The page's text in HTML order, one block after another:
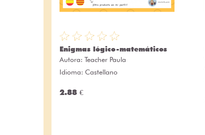
Enigmas lógico-matemáticos
Autora: Teacher Paula
Idioma: Castellano
2.88 €